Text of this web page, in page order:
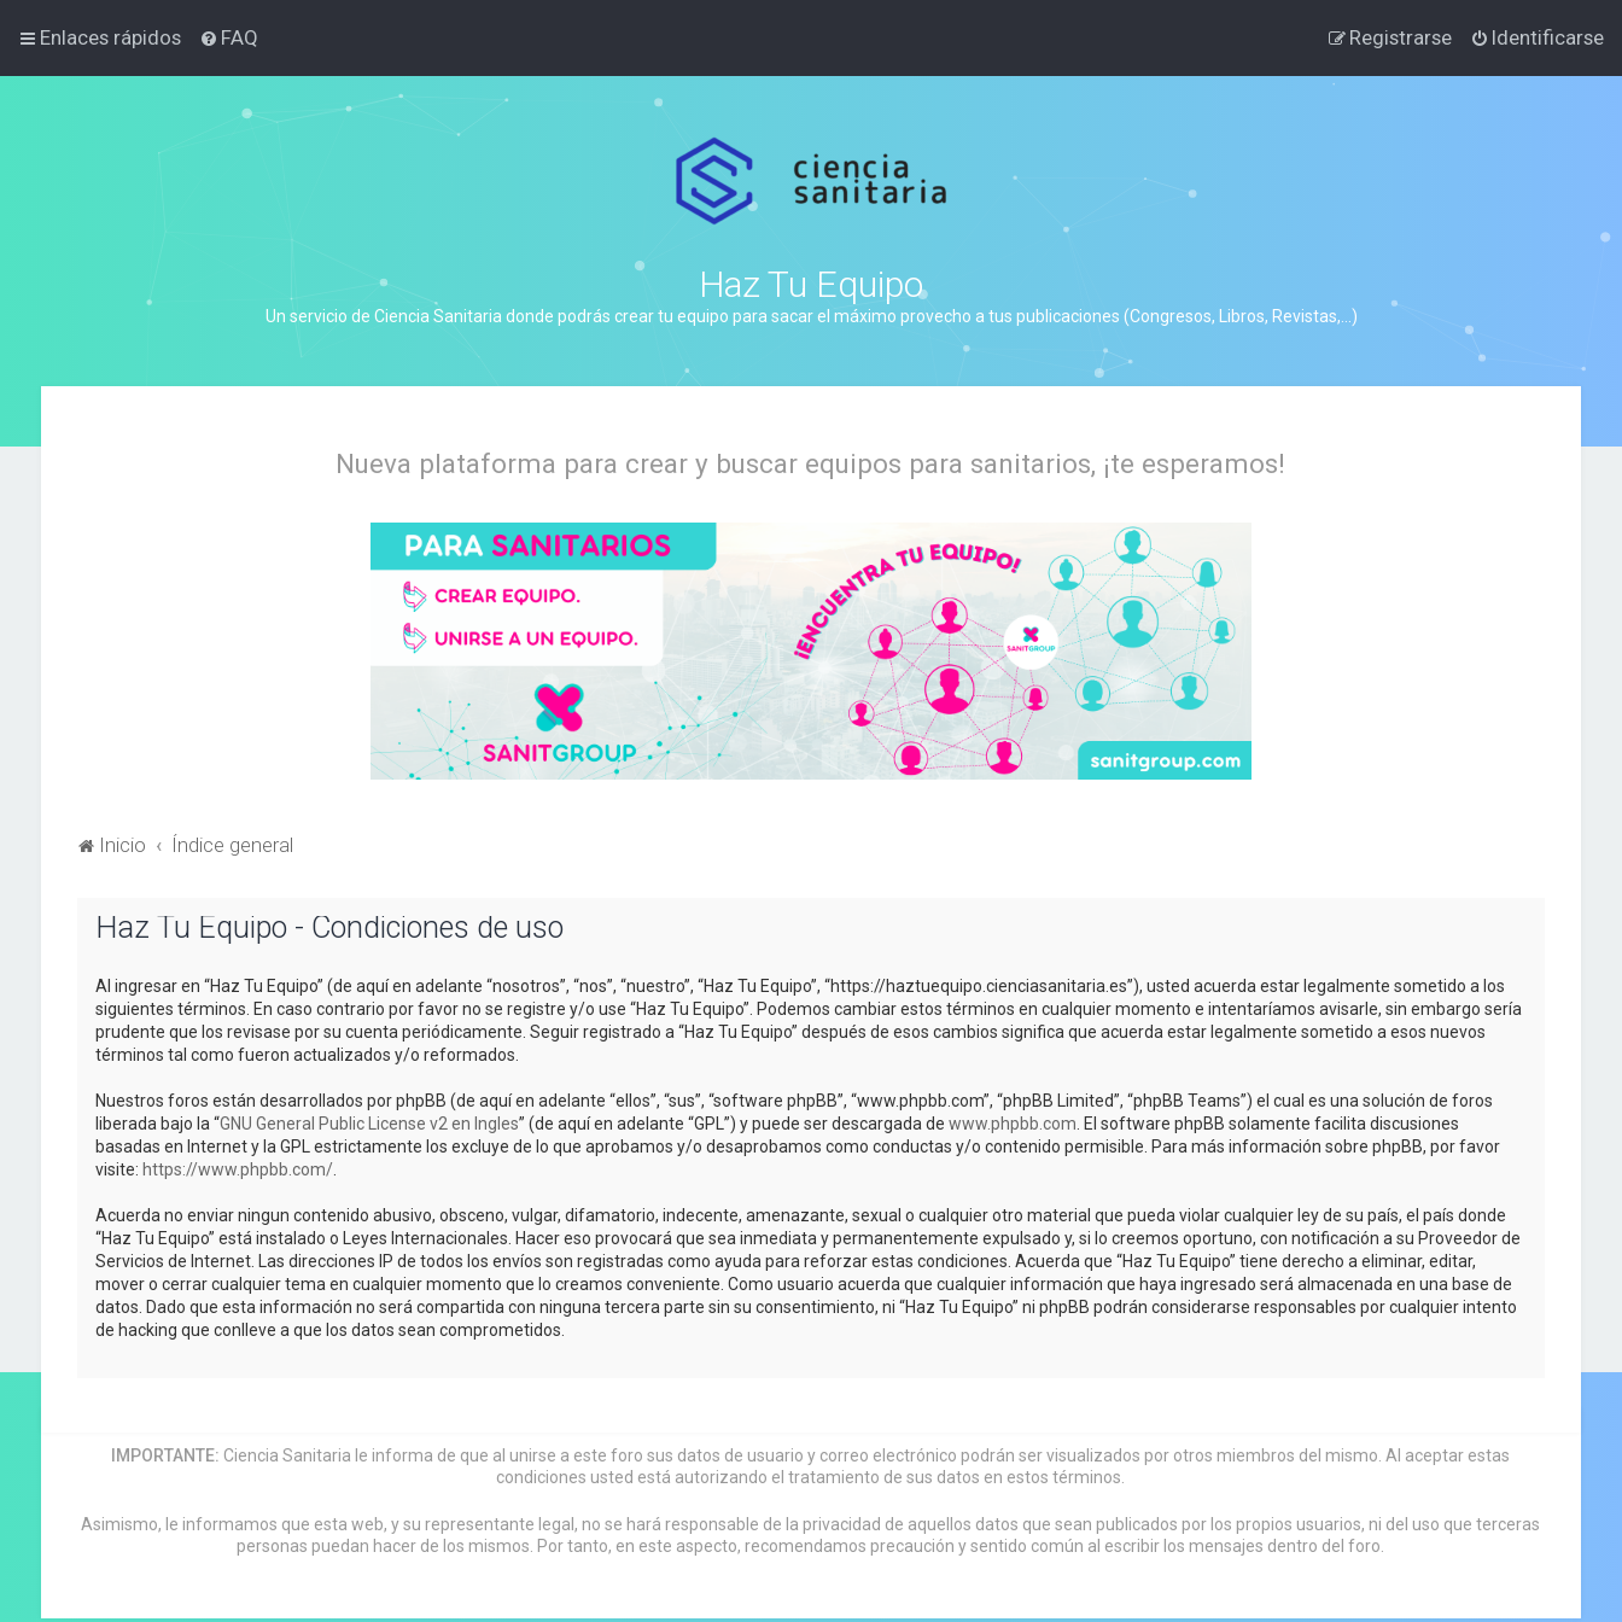
Enlaces rápidos FAQ Identificarse
Registrarse
Haz Tu Equipo
Un servicio de Ciencia Sanitaria donde podrás crear tu equipo para sacar el máximo provecho a tus publicaciones (Congresos, Libros, Revistas,...)
Nueva plataforma para crear y buscar equipos para sanitarios, ¡te esperamos!
Inicio Índice general
Haz Tu Equipo - Condiciones de uso
Al ingresar en “Haz Tu Equipo” (de aquí en adelante “nosotros”, “nos”, “nuestro”, “Haz Tu Equipo”, “https://haztuequipo.cienciasanitaria.es”), usted acuerda estar legalmente sometido a los
siguientes términos. En caso contrario por favor no se registre y/o use “Haz Tu Equipo”. Podemos cambiar estos términos en cualquier momento e intentaríamos avisarle, sin embargo sería
prudente que los revisase por su cuenta periódicamente. Seguir registrado a “Haz Tu Equipo” después de esos cambios significa que acuerda estar legalmente sometido a esos nuevos
términos tal como fueron actualizados y/o reformados.
Nuestros foros están desarrollados por phpBB (de aquí en adelante “ellos”, “sus”, “software phpBB”, “www.phpbb.com”, “phpBB Limited”, “phpBB Teams”) el cual es una solución de foros
liberada bajo la “GNU General Public License v2 en Ingles” (de aquí en adelante “GPL”) y puede ser descargada de www.phpbb.com . El software phpBB solamente facilita discusiones
basadas en Internet y la GPL estrictamente los excluye de lo que aprobamos y/o desaprobamos como conductas y/o contenido permisible. Para más información sobre phpBB, por favor
visite: https://www.phpbb.com/.
Acuerda no enviar ningun contenido abusivo, obsceno, vulgar, difamatorio, indecente, amenazante, sexual o cualquier otro material que pueda violar cualquier ley de su país, el país donde
“Haz Tu Equipo” está instalado o Leyes Internacionales. Hacer eso provocará que sea inmediata y permanentemente expulsado y, si lo creemos oportuno, con notificación a su Proveedor de
Servicios de Internet. Las direcciones IP de todos los envíos son registradas como ayuda para reforzar estas condiciones. Acuerda que “Haz Tu Equipo” tiene derecho a eliminar, editar,
mover o cerrar cualquier tema en cualquier momento que lo creamos conveniente. Como usuario acuerda que cualquier información que haya ingresado será almacenada en una base de
datos. Dado que esta información no será compartida con ninguna tercera parte sin su consentimiento, ni “Haz Tu Equipo” ni phpBB podrán considerarse responsables por cualquier intento
de hacking que conlleve a que los datos sean comprometidos.
IMPORTANTE: Ciencia Sanitaria le informa de que al unirse a este foro sus datos de usuario y correo electrónico podrán ser visualizados por otros miembros del mismo. Al aceptar estas
condiciones usted está autorizando el tratamiento de sus datos en estos términos.
Asimismo, le informamos que esta web, y su representante legal, no se hará responsable de la privacidad de aquellos datos que sean publicados por los propios usuarios, ni del uso que terceras
personas puedan hacer de los mismos. Por tanto, en este aspecto, recomendamos precaución y sentido común al escribir los mensajes dentro del foro.